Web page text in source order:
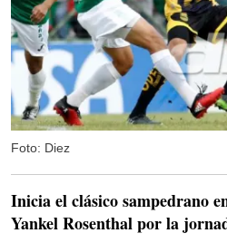
Foto: Diez
Inicia el clásico sampedrano
Yankel Rosenthal por la